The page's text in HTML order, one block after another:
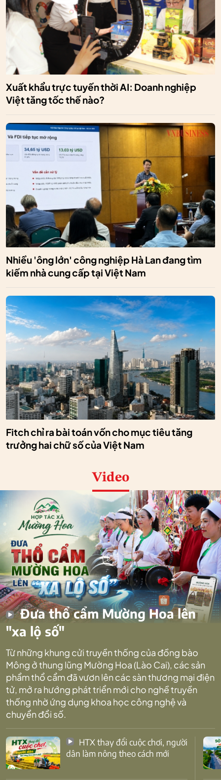
Xuất khẩu trực tuyến thời AI: Doanh nghiệp
Việt tăng tốc thế nào?
Nhiều 'ông lớn' công nghiệp Hà Lan đang tìm
kiếm nhà cung cấp tại Việt Nam
Fitch chỉ ra bài toán vốn cho mục tiêu tăng
trưởng hai chữ số của Việt Nam
Video
Đưa thổ cẩm Mường Hoa lên
"xa lộ số"
Từ những khung cửi truyền thống của đồng bào
Mông ở thung lũng Mường Hoa (Lào Cai), các sản
phẩm thổ cẩm đã vươn lên các sàn thương mại điện
tử, mở ra hướng phát triển mới cho nghề truyền
thống nhờ ứng dụng khoa học công nghệ và
chuyển đổi số.
dân làm nông theo cách mới